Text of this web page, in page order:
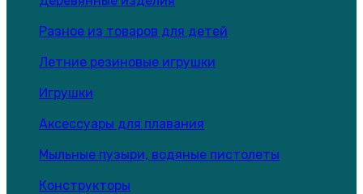
Разное из товаров для детей
Летние резиновые игрушки
Игрушки
Аксессуары для плавания
Мыльные пузыри, водяные пистолеты
Конструкторы